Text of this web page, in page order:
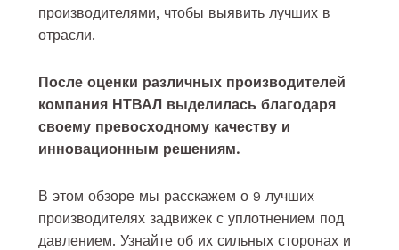
производителями, чтобы выявить лучших в
отрасли.
После оценки различных производителей
компания НТВАЛ выделилась благодаря
своему превосходному качеству и
инновационным решениям.
В этом обзоре мы расскажем о 9 лучших
производителях задвижек с уплотнением под
давлением. Узнайте об их сильных сторонах и